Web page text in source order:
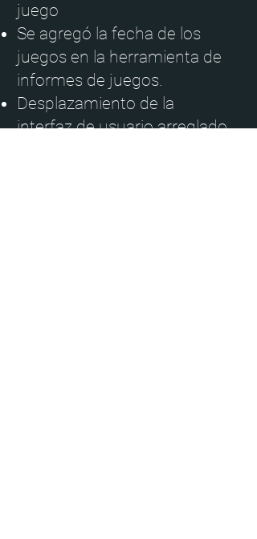
juego
Se agregó la fecha de los
juegos en la herramienta de
informes de juegos.
Desplazamiento de la
interfaz de usuario arreglado